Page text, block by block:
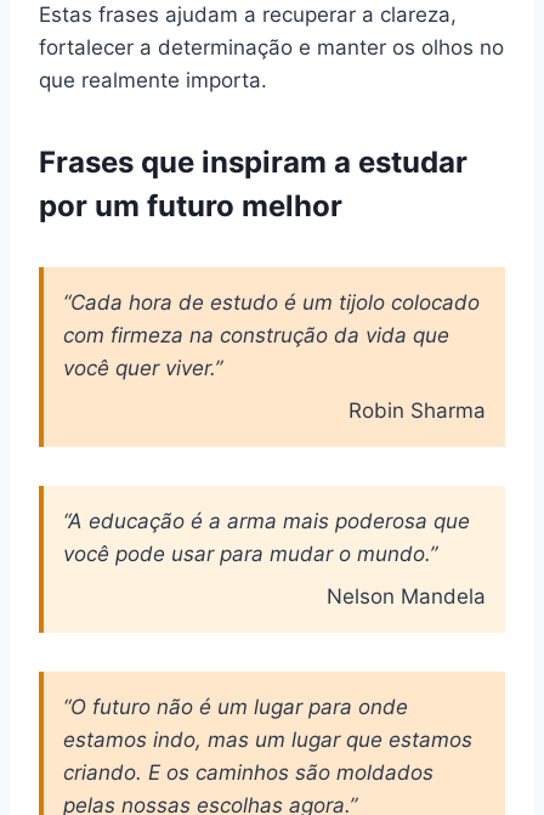
Estas frases ajudam a recuperar a clareza,
fortalecer a determinação e manter os olhos no
que realmente importa.
Frases que inspiram a estudar
por um futuro melhor
“Cada hora de estudo é um tijolo colocado
com firmeza na construção da vida que
você quer viver.”
Robin Sharma
“A educação é a arma mais poderosa que
você pode usar para mudar o mundo.”
Nelson Mandela
“O futuro não é um lugar para onde
estamos indo, mas um lugar que estamos
criando. E os caminhos são moldados
pelas nossas escolhas agora.”